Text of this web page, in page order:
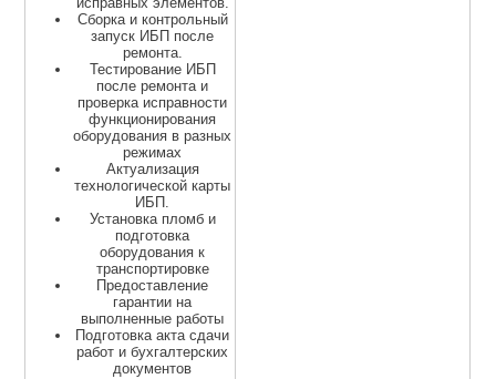
Сборка и контрольный
запуск ИБП после
ремонта.
Тестирование ИБП
после ремонта и
проверка исправности
функционирования
оборудования в разных
режимах
Актуализация
технологической карты
ИБП.
Установка пломб и
подготовка
оборудования к
транспортировке
Предоставление
гарантии на
выполненные работы
Подготовка акта сдачи
работ и бухгалтерских
документов